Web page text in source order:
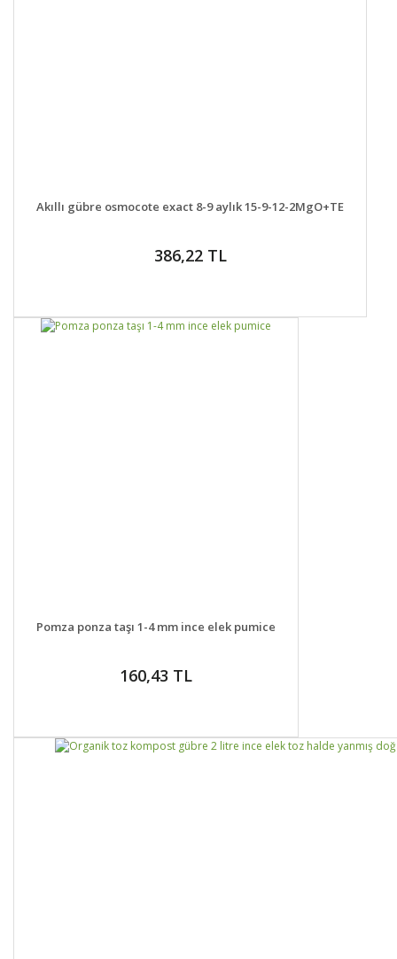
DETAYLAR SEPETE EKLE
Akıllı gübre osmocote exact 8-9 aylık 15-9-12-2MgO+TE
386,22 TL
DETAYLAR SEPETE EKLE
Pomza ponza taşı 1-4 mm ince elek pumice
160,43 TL